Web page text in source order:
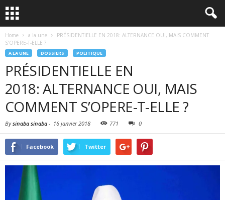
Home a la une
PRÉSIDENTIELLE EN 2018: ALTERNANCE OUI, MAIS COMMENT
S’OPERE-T-ELLE ?
A LA UNE DOSSIERS POLITIQUE
PRÉSIDENTIELLE EN
2018: ALTERNANCE OUI, MAIS
COMMENT S’OPERE-T-ELLE ?
Bysinaba sinaba - 16 janvier 2018 771 0
Facebook Twitter